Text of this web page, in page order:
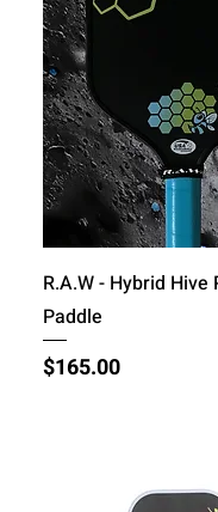
त्वरित दृश्य
R.A.W - Hybrid Hive
Paddle
मूल्य
$165.00